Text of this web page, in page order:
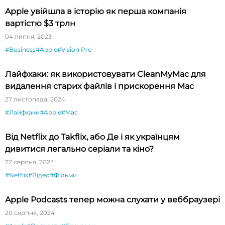
Apple увійшла в історію як перша компанія
вартістю $3 трлн
04 липня, 2023
#Business#Apple#Vision Pro
Лайфхаки: як використовувати CleanMyMac для
видалення старих файлів і прискорення Mac
27 листопада, 2024
#Лайфхаки#Apple#Mac
Від Netflix до Takflix, або Де і як українцям
дивитися легально серіали та кіно?
22 серпня, 2024
#Netflix#Відео#Фільми
Apple Podcasts тепер можна слухати у веббраузері
20 серпня, 2024